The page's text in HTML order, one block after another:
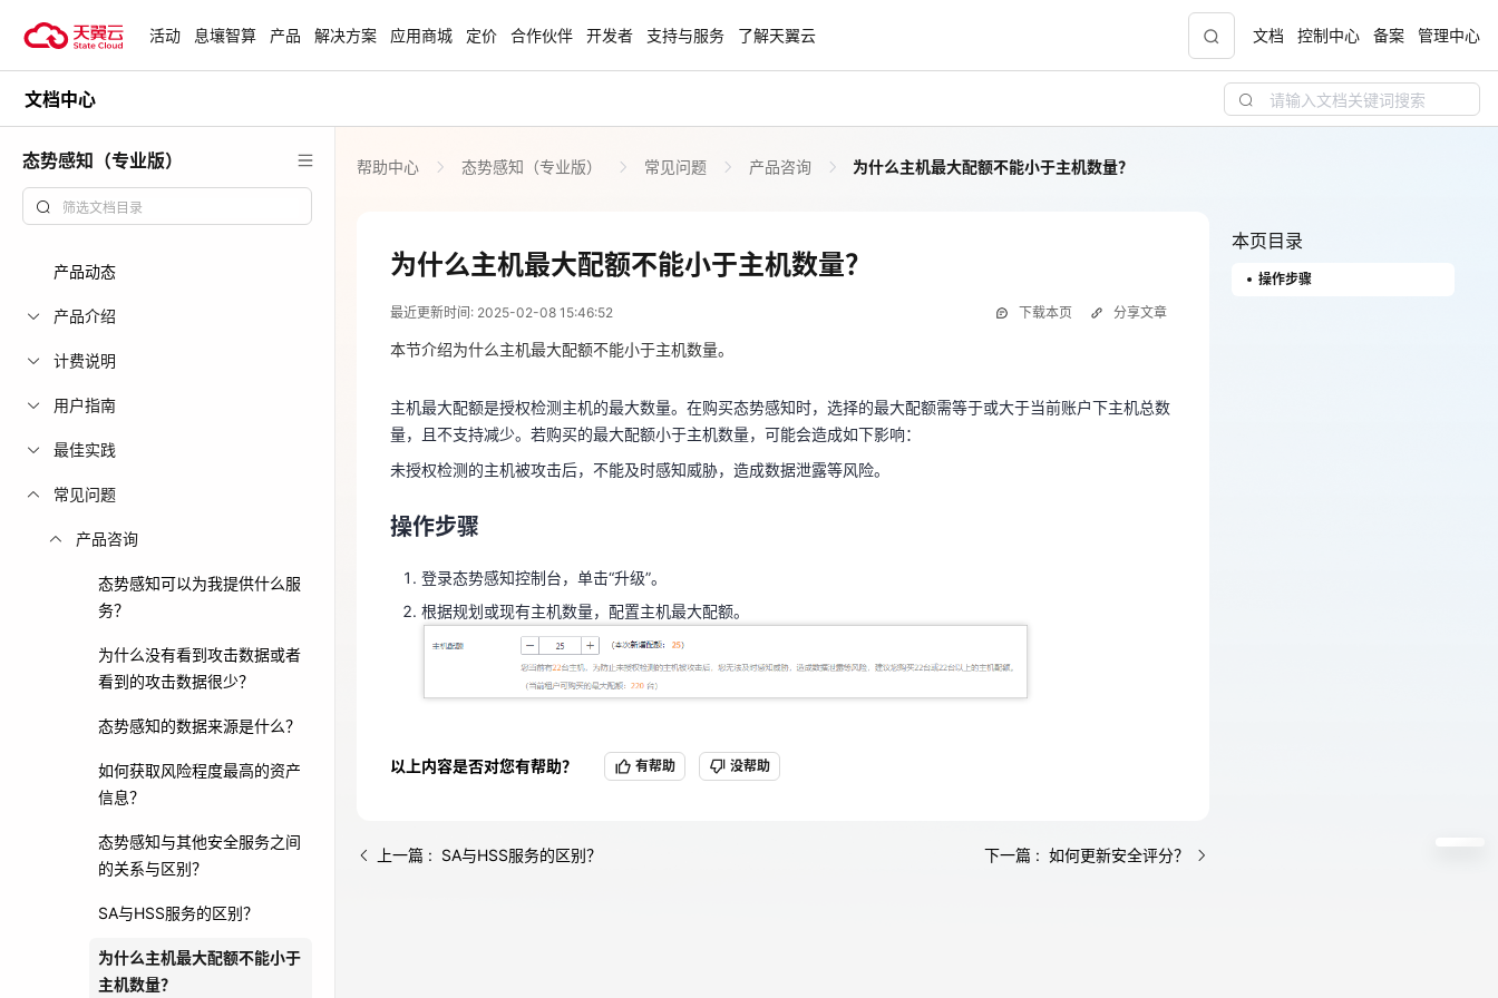
试用，产品折扣等，助您降本增
安全隔离版OpenClaw NEW 聚力AI赋能 天翼云大模型专项 青云志云端助力计划
企业出海解决方案
助力您的业务扬帆出海，通达全球！
天翼云信创专区
“一云多芯、一云多态”,国产化软件全面适配，
国家云助力中小企业腾飞，高额上云补贴重磅
爆款云主机全场特惠，2核4G只要1.8折起！
加入成为云推官，推荐新用户注册下单得现金
免费活动
免费试用中心 HOT
多款云产品免费试用，快来开启云上之旅 您的洞察，重塑科技边界
活动 息壤智算 产品 解决方案 应用商城 定价 合作伙伴 开发者 支持与服务 了解天翼云 文档 控制中心 备案 管理中心
文档中心
态势感知（专业版）
产品动态
产品介绍
计费说明
用户指南
最佳实践
常见问题
产品咨询
态势感知可以为我提供什么服
务？
为什么没有看到攻击数据或者
看到的攻击数据很少？
态势感知的数据来源是什么？
如何获取风险程度最高的资产
信息？
态势感知与其他安全服务之间
的关系与区别？
SA与HSS服务的区别？
为什么主机最大配额不能小于
主机数量？
帮助中心 态势感知（专业版） 常见问题 产品咨询 为什么主机最大配额不能小于主机数量？
为什么主机最大配额不能小于主机数量？
最近更新时间: 2025-02-08 15:46:52 下载本页
为什么主机最大配额不能小于主机数量？
2025-02-08 07:46:52
主机最大配额是授权检测主机的最大数量。在购买态势感知时，选择的最大配额需等于或大于当前账户下主机总数
量，且不支持减少。若购买的最大配额小于主机数量，可能会造成如下影响：
操作步骤
根据规划或现有主机数量，配置主机最大配额。
分享文章
本节介绍为什么主机最大配额不能小于主机数量。
主机最大配额是授权检测主机的最大数量。在购买态势感知时，选择的最大配额需等于或大于当前账户下主机总数
量，且不支持减少。若购买的最大配额小于主机数量，可能会造成如下影响：
未授权检测的主机被攻击后，不能及时感知威胁，造成数据泄露等风险。
操作步骤
登录态势感知控制台，单击“升级”。
根据规划或现有主机数量，配置主机最大配额。
以上内容是否对您有帮助？ 有帮助 没帮助
上一篇 : SA与HSS服务的区别？ 下一篇 : 如何更新安全评分？
本页目录
操作步骤